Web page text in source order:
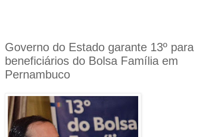
Governo do Estado garante 13º para
beneficiários do Bolsa Família em
Pernambuco